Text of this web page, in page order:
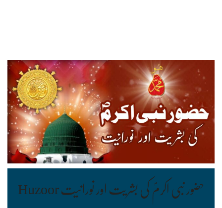
حضور نبی اکرمؐ کی بشریت اور نورانیت Huzoor